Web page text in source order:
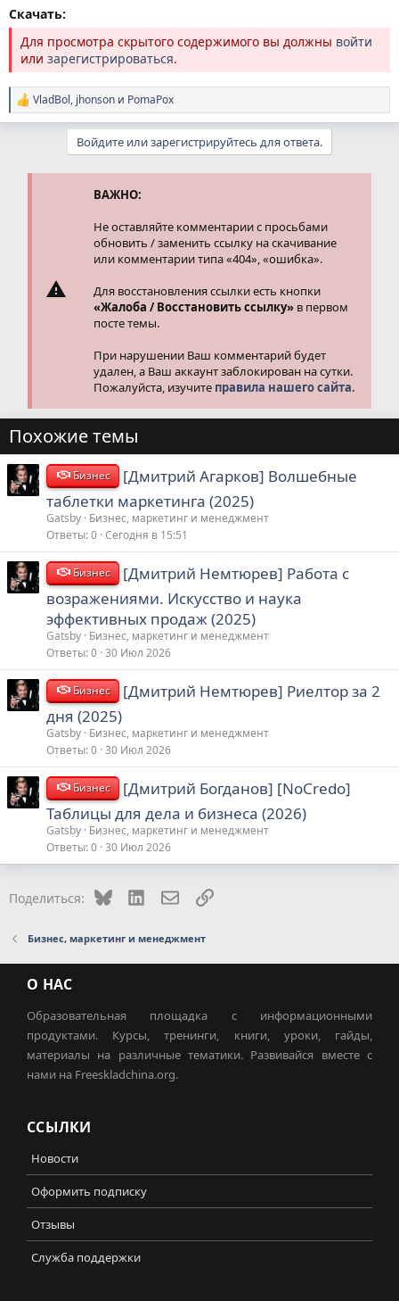
Скачать:
Для просмотра скрытого содержимого вы должны войти
или зарегистрироваться.
Р
е
VladBol, jhonson и PomaPox
Войдите или зарегистрируйтесь для ответа.
ВАЖНО:
Не оставляйте комментарии с просьбами
обновить / заменить ссылку на скачивание
или комментарии типа «404», «ошибка».
Для восстановления ссылки есть кнопки
«Жалоба / Восстановить ссылку» в первом
посте темы.
При нарушении Ваш комментарий будет
удален, а Ваш аккаунт заблокирован на сутки.
Пожалуйста, изучите правила нашего сайта.
Похожие темы
Бизнес
[Дмитрий Агарков] Волшебные
таблетки маркетинга (2025)
Gatsby Бизнес, маркетинг и менеджмент
Ответы 0 Сегодня в 15:51
Бизнес
[Дмитрий Немтюрев] Работа с
возражениями. Искусство и наука
эффективных продаж (2025)
Gatsby Бизнес, маркетинг и менеджмент
Ответы 0 30 Июл 2026
Бизнес
[Дмитрий Немтюрев] Риелтор за 2
дня (2025)
Gatsby Бизнес, маркетинг и менеджмент
Ответы 0 30 Июл 2026
Бизнес
[Дмитрий Богданов] [NoCredo]
Таблицы для дела и бизнеса (2026)
Gatsby Бизнес, маркетинг и менеджмент
Ответы 0 30 Июл 2026
Поделиться: Bluesky LinkedInЭлектронная почта
Ссылка
Бизнес, маркетинг и менеджмент
О НАС
Образовательная площадка с информационными
продуктами. Курсы, тренинги, книги, уроки, гайды,
материалы на различные тематики. Развивайся вместе с
нами на Freeskladchina.org.
ССЫЛКИ
Новости
Оформить подписку
Отзывы
Служба поддержки